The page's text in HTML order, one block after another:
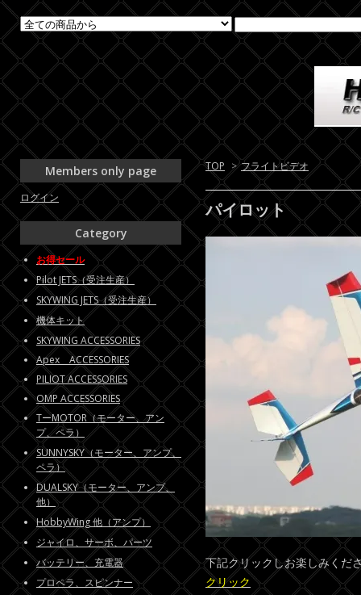
TOP > フライトビデオ
パイロット
下記クリックしお楽しみくだ
クリック
Members only page
ログイン
Category
お得セール
Pilot JETS（受注生産）
SKYWING JETS（受注生産）
機体キット
SKYWING ACCESSORIES
Apex ACCESSORIES
PILIOT ACCESSORIES
OMP ACCESSORIES
TーMOTOR（モーター、アン
プ、ペラ）
SUNNYSKY（モーター、アンプ、
ペラ）
DUALSKY（モーター、アンプ、
他）
HobbyWing 他（アンプ）
ジャイロ、サーボ、パーツ
バッテリー、充電器
プロペラ、スピンナー